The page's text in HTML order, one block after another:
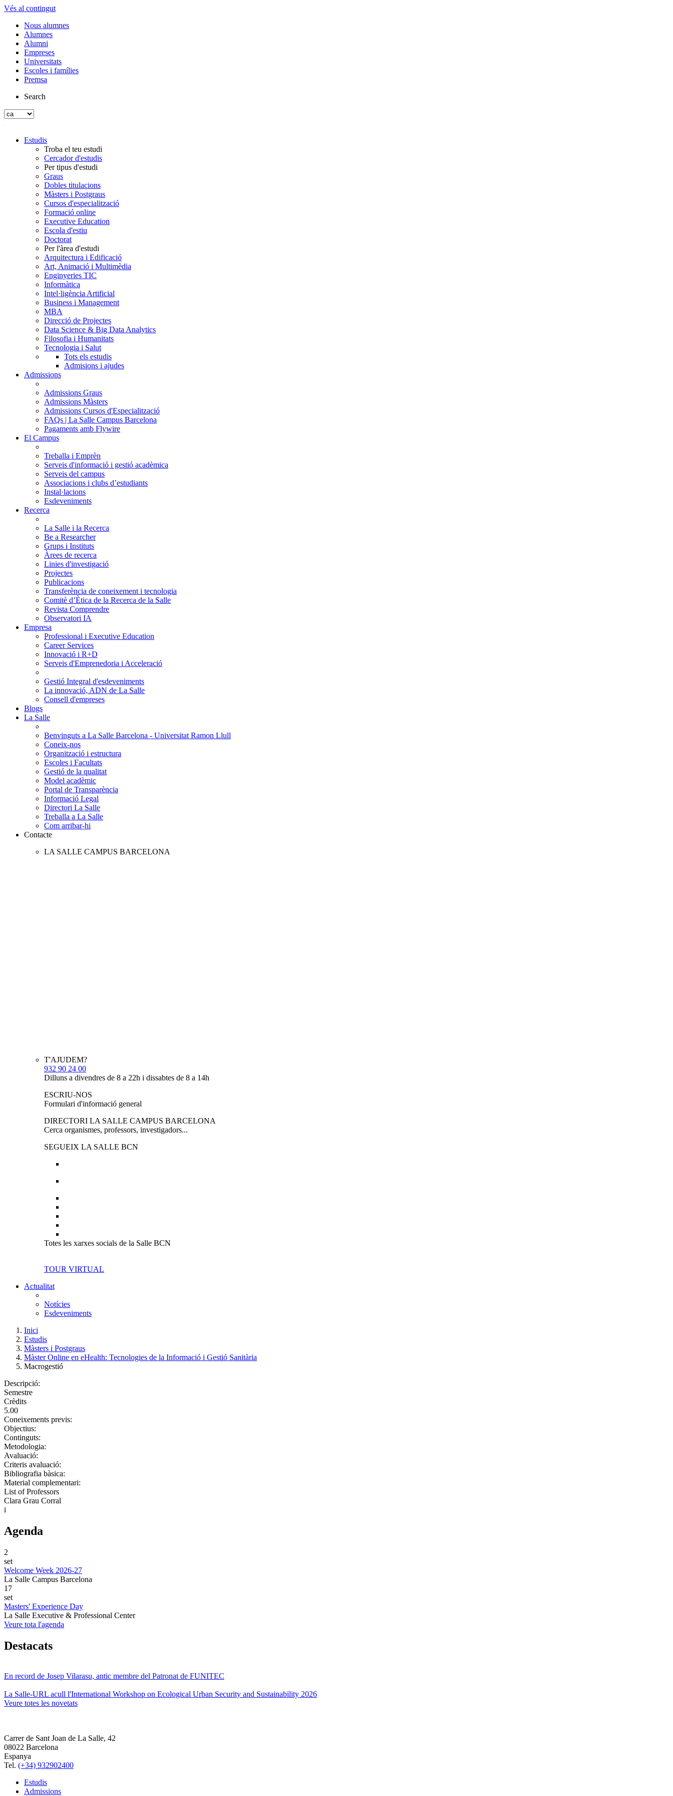
Vés al contingut
Nous alumnes
Alumnes
Alumni
Empreses
Universitats
Escoles i famílies
Premsa
Search
Estudis
Troba el teu estudi
Cercador d'estudis
Per tipus d'estudi
Graus
Dobles titulacions
Màsters i Postgraus
Cursos d'especialització
Formació online
Executive Education
Escola d'estiu
Doctorat
Per l'àrea d'estudi
Arquitectura i Edificació
Art, Animació i Multimèdia
Enginyeries TIC
Informàtica
Intel·ligència Artificial
Business i Management
MBA
Direcció de Projectes
Data Science & Big Data Analytics
Filosofia i Humanitats
Tecnologia i Salut
Tots els estudis
Admisions i ajudes
Admissions
Admissions Graus
Admissions Màsters
Admissions Cursos d'Especialització
FAQs | La Salle Campus Barcelona
Pagaments amb Flywire
El Campus
Treballa i Emprèn
Serveis d'informació i gestió acadèmica
Serveis del campus
Associacions i clubs d’estudiants
Instal·lacions
Esdeveniments
Recerca
La Salle i la Recerca
Be a Researcher
Grups i Instituts
Àrees de recerca
Linies d'investigació
Projectes
Publicacions
Transferència de coneixement i tecnologia
Comitè d’Ètica de la Recerca de la Salle
Revista Comprendre
Observatori IA
Empresa
Professional i Executive Education
Career Services
Innovació i R+D
Serveis d'Emprenedoria i Acceleració
Gestió Integral d'esdeveniments
La innovació, ADN de La Salle
Consell d'empreses
Blogs
La Salle
Benvinguts a La Salle Barcelona - Universitat Ramon Llull
Coneix-nos
Organització i estructura
Escoles i Facultats
Gestió de la qualitat
Model acadèmic
Portal de Transparència
Informació Legal
Directori La Salle
Treballa a La Salle
Com arribar-hi
Contacte
LA SALLE CAMPUS BARCELONA
T'AJUDEM?
932 90 24 00
Dilluns a divendres de 8 a 22h i dissabtes de 8 a 14h
ESCRIU-NOS
Formulari d'informació general
DIRECTORI LA SALLE CAMPUS BARCELONA
Cerca organismes, professors, investigadors...
SEGUEIX LA SALLE BCN
Totes les xarxes socials de la Salle BCN
TOUR VIRTUAL
Actualitat
Notícies
Esdeveniments
Inici
Estudis
Màsters i Postgraus
Màster Online en eHealth: Tecnologies de la Informació i Gestió Sanitària
Macrogestió
Descripció:
Semestre
Crèdits
5.00
Coneixements previs:
Objectius:
Continguts:
Metodologia:
Avaluació:
Criteris avaluació:
Bibliografia bàsica:
Material complementari:
List of Professors
Clara Grau Corral
i
Agenda
2
set
Welcome Week 2026-27
La Salle Campus Barcelona
17
set
Masters' Experience Day
La Salle Executive & Professional Center
Veure tota l'agenda
Destacats
En record de Josep Vilarasu, antic membre del Patronat de FUNITEC
La Salle-URL acull l'International Workshop on Ecological Urban Security and Sustainability 2026
Veure totes les novetats
Carrer de Sant Joan de La Salle, 42
08022 Barcelona
Espanya
Tel. (+34) 932902400
Estudis
Admissions